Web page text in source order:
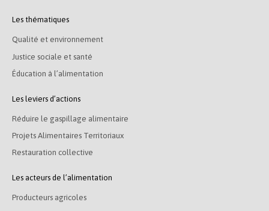
Les thématiques
Qualité et environnement
Justice sociale et santé
Éducation à l’alimentation
Les leviers d’actions
Réduire le gaspillage alimentaire
Projets Alimentaires Territoriaux
Restauration collective
Les acteurs de l’alimentation
Producteurs agricoles